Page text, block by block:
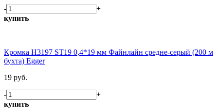
-
+
купить
Кромка H3197 ST19 0,4*19 мм Файнлайн средне-серый (200 м
бухта) Egger
19 руб.
-
+
купить